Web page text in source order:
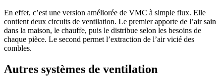
En effet, c’est une version améliorée de VMC à simple flux. Elle
contient deux circuits de ventilation. Le premier apporte de l’air sain
dans la maison, le chauffe, puis le distribue selon les besoins de
chaque pièce. Le second permet l’extraction de l’air vicié des
combles.
Autres systèmes de ventilation